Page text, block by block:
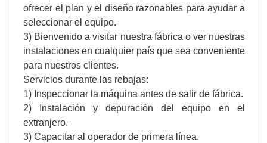
ofrecer el plan y el diseño razonables para ayudar a
seleccionar el equipo.
3) Bienvenido a visitar nuestra fábrica o ver nuestras
instalaciones en cualquier país que sea conveniente
para nuestros clientes.
Servicios durante las rebajas:
1) Inspeccionar la máquina antes de salir de fábrica.
2) Instalación y depuración del equipo en el
extranjero.
3) Capacitar al operador de primera línea.